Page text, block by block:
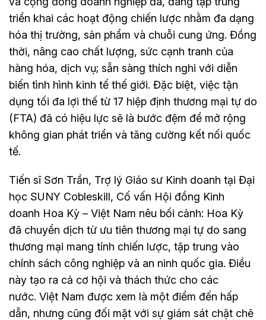
triển khai các hoạt động chiến lược nhằm đa dạng
hóa thị trường, sản phẩm và chuỗi cung ứng. Đồng
thời, nâng cao chất lượng, sức cạnh tranh của
hàng hóa, dịch vụ; sẵn sàng thích nghi với diễn
biến tình hình kinh tế thế giới. Đặc biệt, việc tận
dụng tối đa lợi thế từ 17 hiệp định thương mại tự do
(FTA) đã có hiệu lực sẽ là bước đệm để mở rộng
không gian phát triển và tăng cường kết nối quốc
tế.
Tiến sĩ Sơn Trần, Trợ lý Giáo sư Kinh doanh tại Đại
học SUNY Cobleskill, Cố vấn Hội đồng Kinh
doanh Hoa Kỳ – Việt Nam nêu bối cảnh: Hoa Kỳ
đã chuyển dịch từ ưu tiên thương mại tự do sang
thương mại mang tính chiến lược, tập trung vào
chính sách công nghiệp và an ninh quốc gia. Điều
này tạo ra cả cơ hội và thách thức cho các
nước. Việt Nam được xem là một điểm đến hấp
dẫn, nhưng cũng đối mặt với sự giám sát chặt chẽ